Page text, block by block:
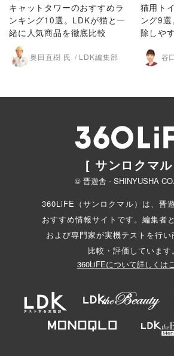
キャットタワーのおすすめラ
ンキング10選。LDKが猫と一
緒に人気商品を徹底比較
奥田直樹 氏 LDK編集部
猫用ト
ング9
除しや
谷
[ サンロクマ
© 晋遊舎 - SHINYUSHA
360LiFE（サンロクマル）は、晋
おすすめ情報サイトです。編集者
および専門家が実機テストを行い
比較・評価しています。
360LiFEについて詳しくは